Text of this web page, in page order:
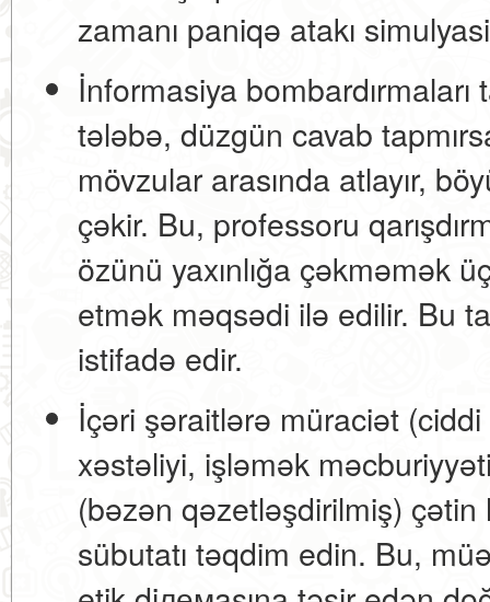
zamanı paniqə atakı
İnformasiya bombardırmaları
tələbə, düzgün cavab
mövzular arasında atlayır,
çəkir. Bu, professoru
özünü yaxınlığa çəkməmək
etmək məqsədi ilə edilir. Bu
istifadə edir.
İçəri şəraitlərə müraciət
xəstəliyi, işləmək
(bəzən qəzetləşdirilmiş)
sübutatı təqdim edin. Bu,